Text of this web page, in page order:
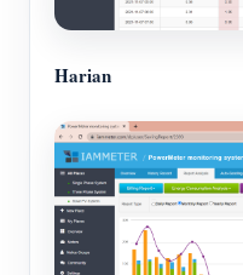
Harian